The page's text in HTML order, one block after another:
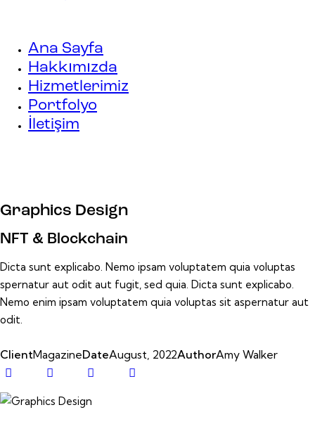
Ana Sayfa
Hakkımızda
Hizmetlerimiz
Portfolyo
İletişim
Graphics Design
NFT & Blockchain
Dicta sunt explicabo. Nemo ipsam voluptatem quia voluptas
spernatur aut odit aut fugit, sed quia. Dicta sunt explicabo.
Nemo enim ipsam voluptatem quia voluptas sit aspernatur aut
odit.
ClientMagazineDateAugust, 2022AuthorAmy Walker